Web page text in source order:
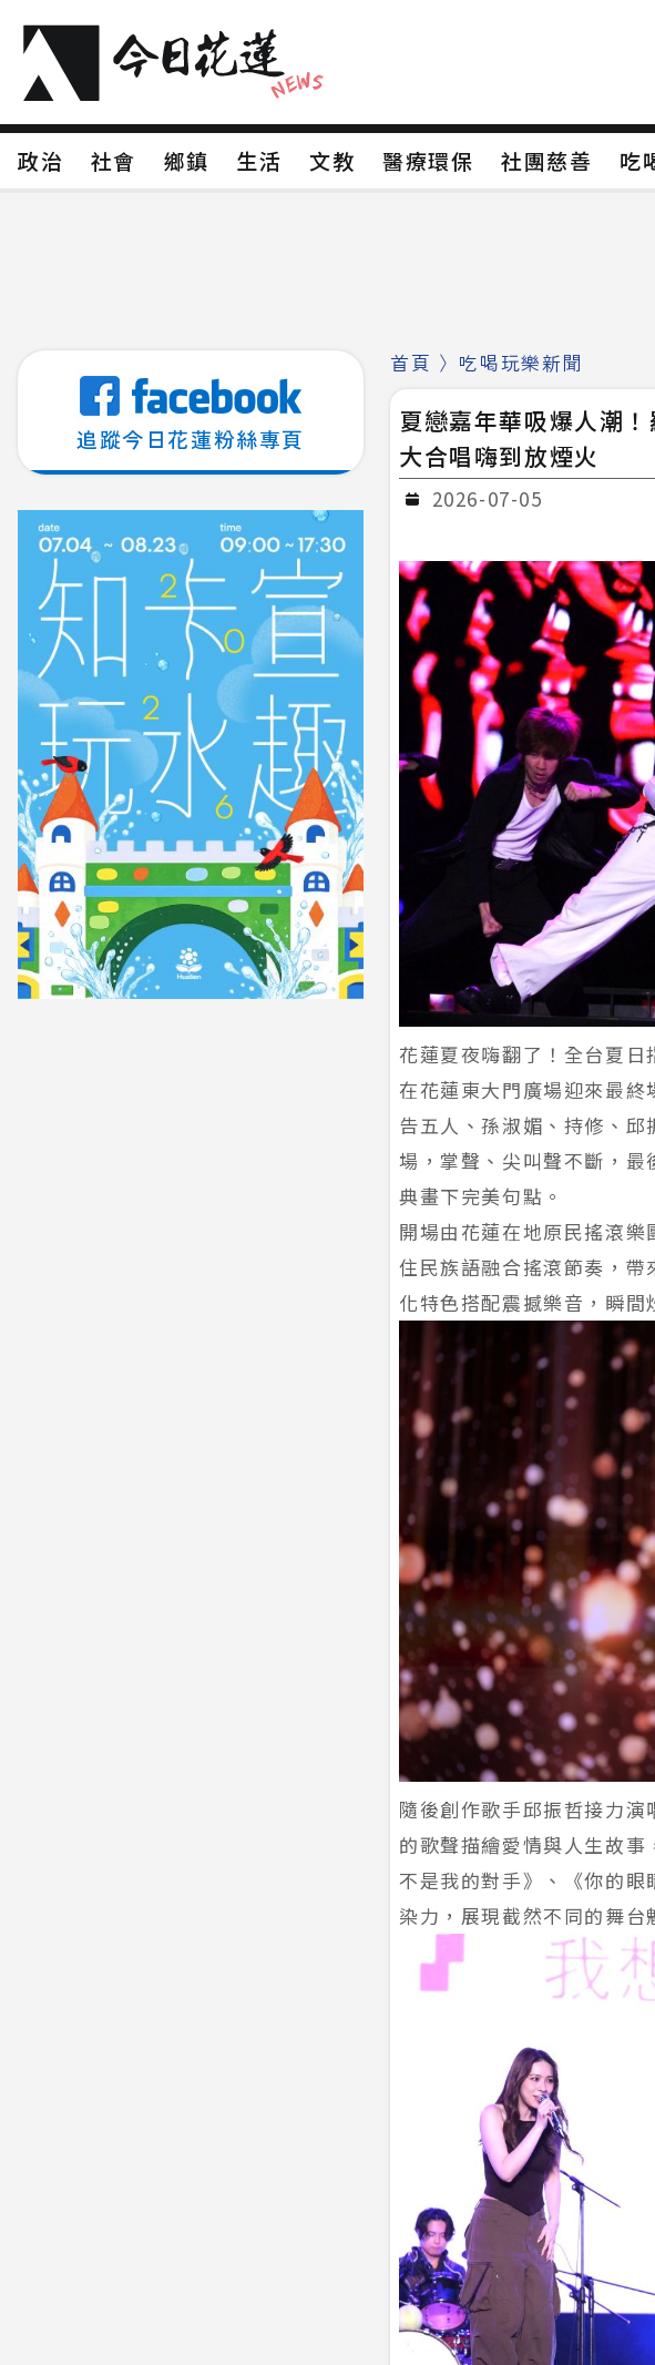
政治 社會 鄉鎮 生活 文教 醫療環保 社團慈善 吃
追蹤今日花蓮粉絲專頁
首頁 〉 吃喝玩樂新聞
夏戀嘉年華吸爆人潮
大合唱嗨到放煙火
2026-07-05
花蓮夏夜嗨翻了！全台夏
在花蓮東大門廣場迎來最
告五人、孫淑媚、持修、
場，掌聲、尖叫聲不斷，
典畫下完美句點。
開場由花蓮在地原民搖滾
住民族語融合搖滾節奏，
化特色搭配震撼樂音，瞬間
隨後創作歌手邱振哲接力
的歌聲描繪愛情與人生故
不是我的對手》、《你的
染力，展現截然不同的舞台
政治 社會 鄉鎮 生活 文教 醫療環保 社團慈善 吃